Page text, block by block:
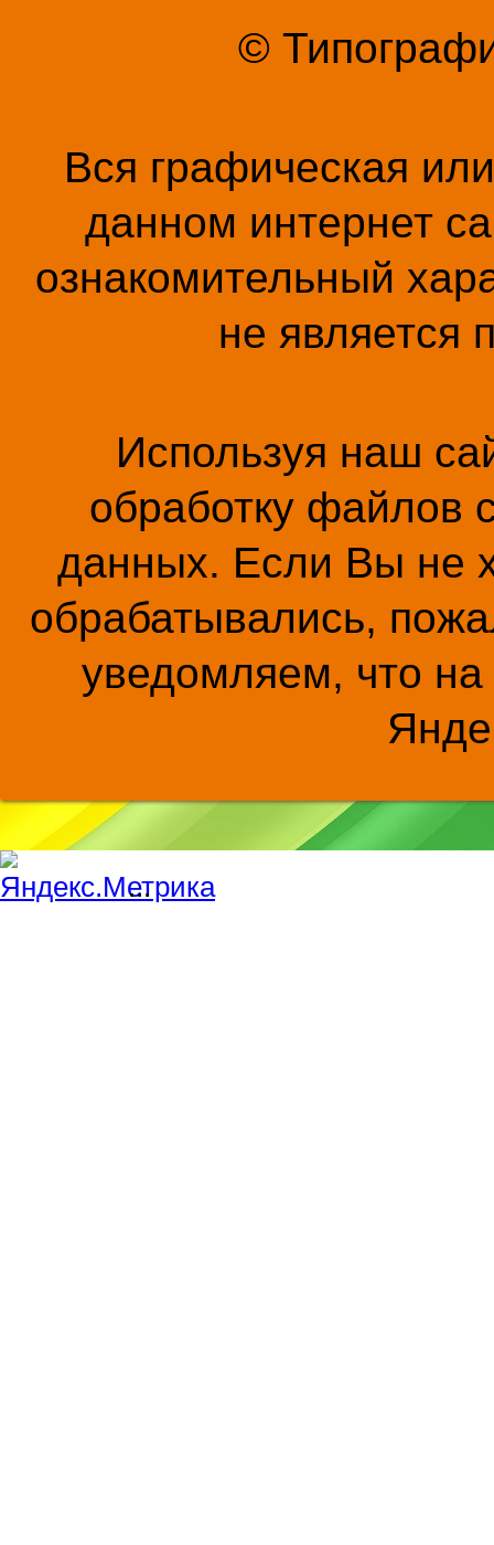
©
Вся графическая
данном интернет
ознакомительный
не является
Используя наш
обработку файлов
данных. Если Вы не
обрабатывались,
уведомляем, что на
...